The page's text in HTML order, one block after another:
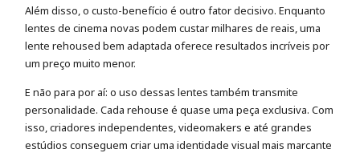
Além disso, o custo-benefício é outro fator decisivo. Enquanto
lentes de cinema novas podem custar milhares de reais, uma
lente rehoused bem adaptada oferece resultados incríveis por
um preço muito menor.
E não para por aí: o uso dessas lentes também transmite
personalidade. Cada rehouse é quase uma peça exclusiva. Com
isso, criadores independentes, videomakers e até grandes
estúdios conseguem criar uma identidade visual mais marcante